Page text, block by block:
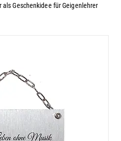
Geschenkidee für Geigenlehrer